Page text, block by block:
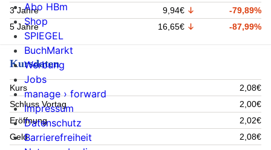
3 Jahre
9,94€
-79,89%
5 Jahre
16,65€ -87,99%
Kursdaten
Kurs
2,08€
Schluss Vortag
2,00€
Eröffnung
2,02€
Geld
2,08€
Abo HBm
Shop
SPIEGEL
BuchMarkt
Werbung
Jobs
manage › forward
Impressum
Datenschutz
Barrierefreiheit